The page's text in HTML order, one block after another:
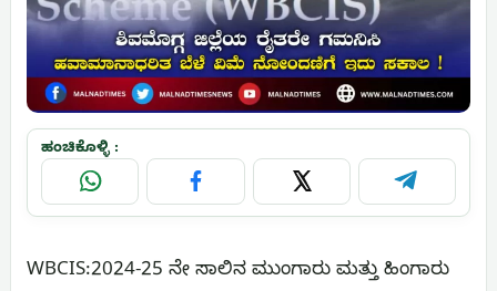
ಹಂಚಿಕೊಳ್ಳಿ :
WhatsApp Facebook X Telegram
WBCIS:2024-25 ನೇ ಸಾಲಿನ ಮುಂಗಾರು ಮತ್ತು ಹಿಂಗಾರು